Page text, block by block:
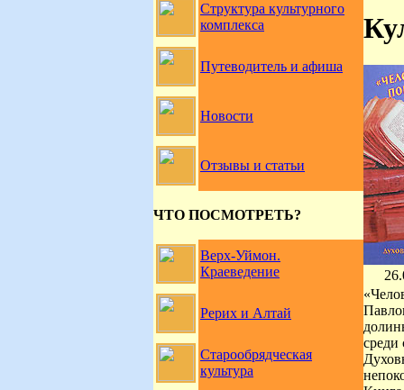
Структура культурного
комплекса
Путеводитель и афиша
Новости
Отзывы и статьи
ЧТО ПОСМОТРЕТЬ?
Верх-Уймон.
Краеведение
Рерих и Алтай
Старообрядческая
культура
среди